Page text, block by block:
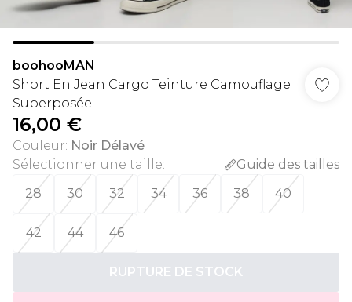
boohooMAN
Short En Jean Cargo Teinture Camouflage
Superposée
16,00 €
Couleur: Noir Délavé
Sélectionner une taille:
Guide des tailles
28
30 32 34 36 38 40
42 44 46
RUPTURE DE STOCK